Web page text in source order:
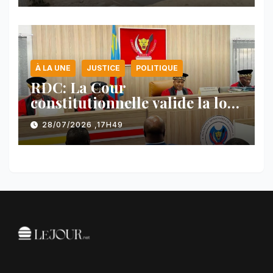
À LA UNE JUSTICE POLITIQUE
RDC: La Cour
constitutionnelle valide la loi
référendaire sous réserves de
plusieurs dispositions
28/07/2026 ,17H49